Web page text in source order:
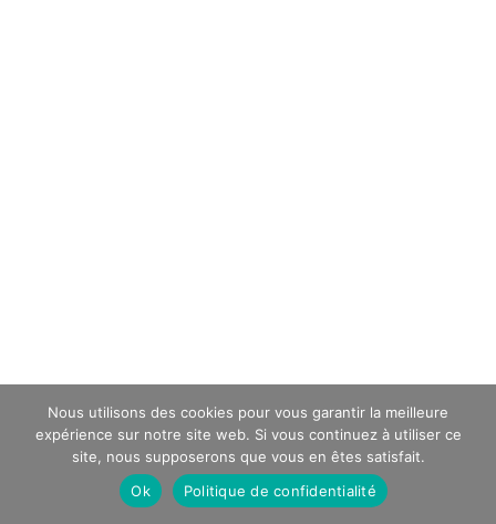
Nous utilisons des cookies pour vous garantir la meilleure
expérience sur notre site web. Si vous continuez à utiliser ce
site, nous supposerons que vous en êtes satisfait.
Ok
Politique de confidentialité